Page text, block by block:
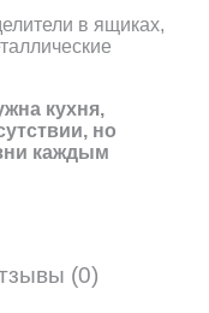
в ящиках,
кухня,
но
каждым
(0)